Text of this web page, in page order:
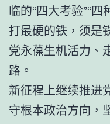
临的“四大考验”“
打最硬的铁，须是
党永葆生机活力、
路。
新征程上继续推进
守根本政治方向，